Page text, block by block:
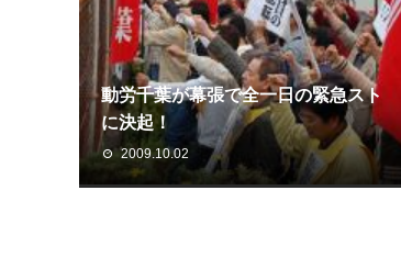
動労千葉が幕張で全一日の緊急スト
に決起！
2009.10.02